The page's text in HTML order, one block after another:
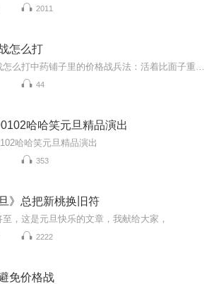
2011
怎么打
44
哈哈笑元旦精品演出
哈哈笑元旦精品演出
353
旦》总把新桃换旧符
至，这是元旦快乐的文章，我献给大家，
2222
免价格战